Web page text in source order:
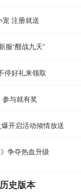
宠 注册就送
服“酣战九天”
停好礼来领取
参与就有奖
开启活动倾情放送
争夺热血升级
史版本